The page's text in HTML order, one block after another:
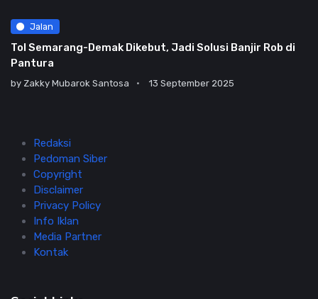
Jalan
Tol Semarang-Demak Dikebut, Jadi Solusi Banjir Rob di
Pantura
by Zakky Mubarok Santosa 13 September 2025
Redaksi
Pedoman Siber
Copyright
Disclaimer
Privacy Policy
Info Iklan
Media Partner
Kontak